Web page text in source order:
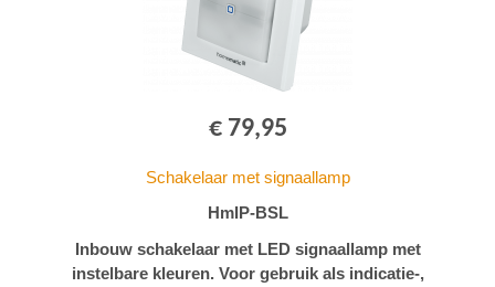
€ 79,95
Schakelaar met signaallamp
HmIP-BSL
Inbouw schakelaar met LED signaallamp met
instelbare kleuren. Voor gebruik als indicatie-,